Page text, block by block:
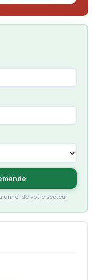
de votre secteur